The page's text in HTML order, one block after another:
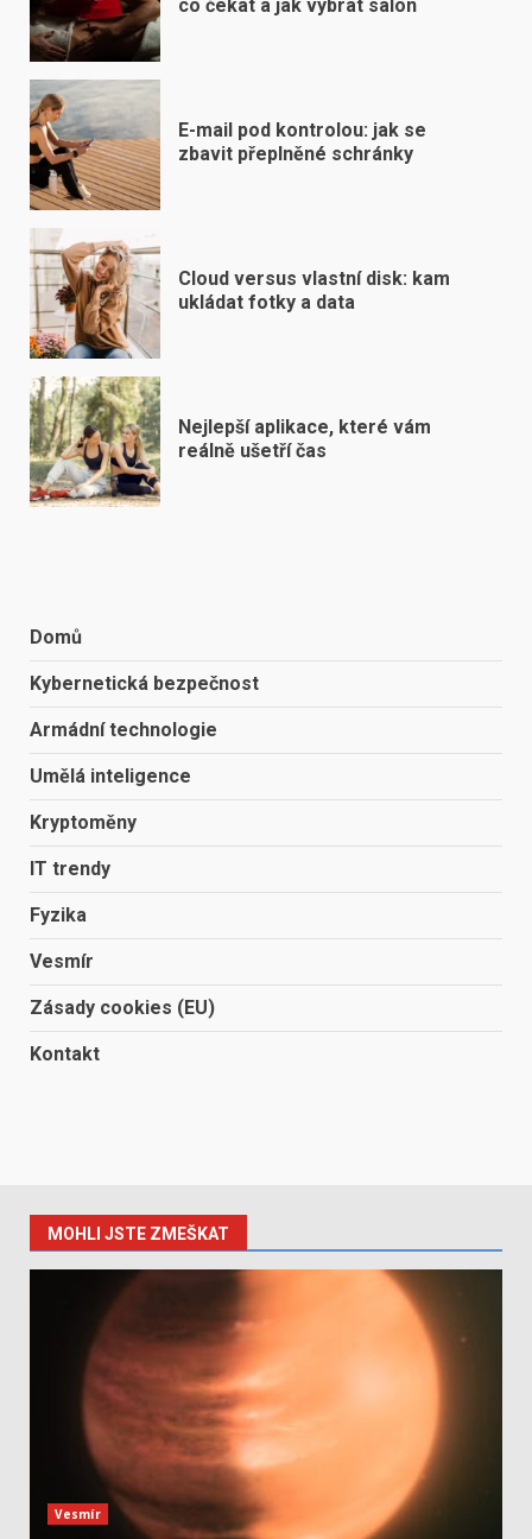
co čekat a jak vybrat salon
E-mail pod kontrolou: jak se
zbavit přeplněné schránky
Cloud versus vlastní disk: kam
ukládat fotky a data
Nejlepší aplikace, které vám
reálně ušetří čas
Domů
Kybernetická bezpečnost
Armádní technologie
Umělá inteligence
Kryptoměny
IT trendy
Fyzika
Vesmír
Zásady cookies (EU)
Kontakt
MOHLI JSTE ZMEŠKAT
Vesmír